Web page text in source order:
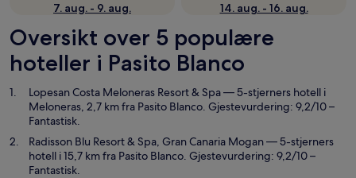
7. aug. - 9. aug.
14. aug. - 16. aug.
Oversikt over 5 populære
hoteller i Pasito Blanco
Lopesan Costa Meloneras Resort & Spa— 5-stjerners hotell i
Meloneras, 2,7 km fra Pasito Blanco. Gjestevurdering: 9,2/10 –
Fantastisk.
Radisson Blu Resort & Spa, Gran Canaria Mogan— 5-stjerners
hotell i 15,7 km fra Pasito Blanco. Gjestevurdering: 9,2/10 –
Fantastisk.